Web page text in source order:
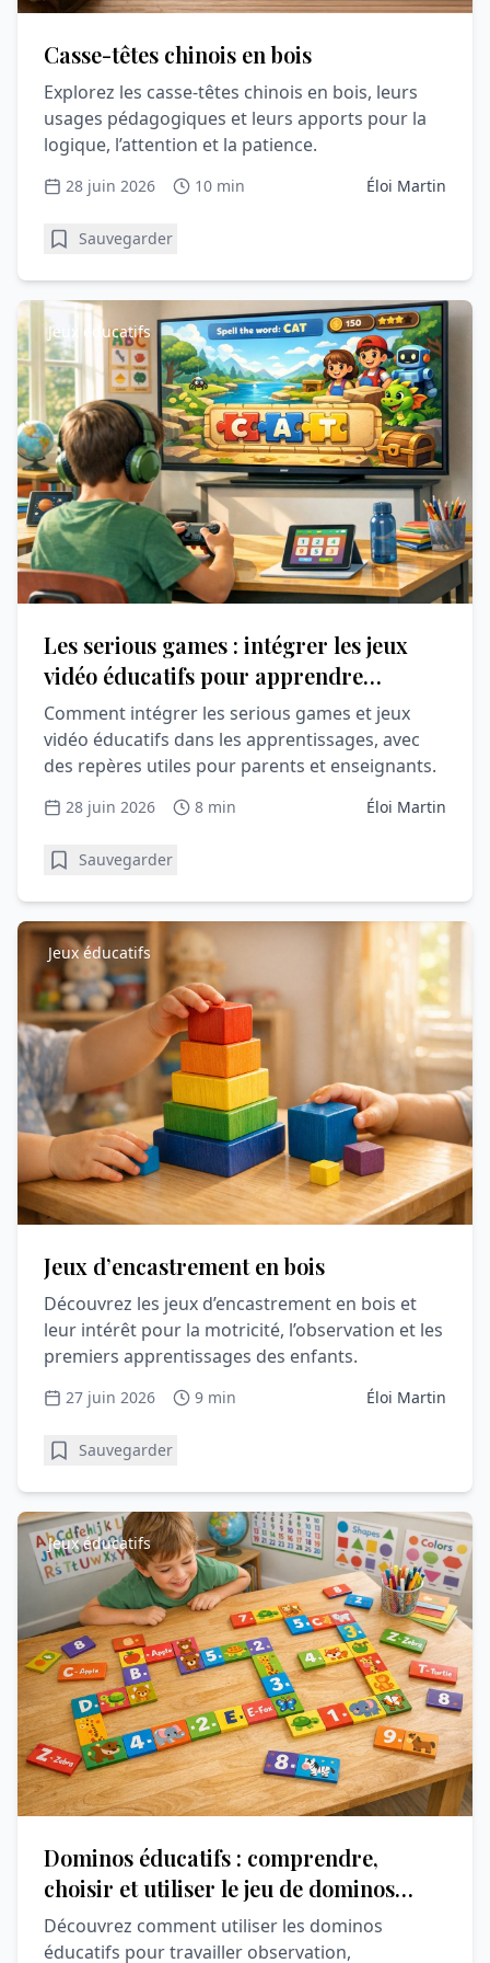
Casse-têtes chinois en bois
Explorez les casse-têtes chinois en bois, leurs
usages pédagogiques et leurs apports pour la
logique, l’attention et la patience.
28 juin 2026 10 min Éloi Martin
Sauvegarder
Jeux éducatifs
Les serious games : intégrer les jeux
vidéo éducatifs pour apprendre
autrement
Comment intégrer les serious games et jeux
vidéo éducatifs dans les apprentissages, avec
des repères utiles pour parents et enseignants.
28 juin 2026 8 min Éloi Martin
Sauvegarder
Jeux éducatifs
Jeux d’encastrement en bois
Découvrez les jeux d’encastrement en bois et
leur intérêt pour la motricité, l’observation et les
premiers apprentissages des enfants.
27 juin 2026 9 min Éloi Martin
Sauvegarder
Jeux éducatifs
Dominos éducatifs : comprendre,
choisir et utiliser le jeu de dominos
pour apprendre en s’amusant
Découvrez comment utiliser les dominos
éducatifs pour travailler observation,